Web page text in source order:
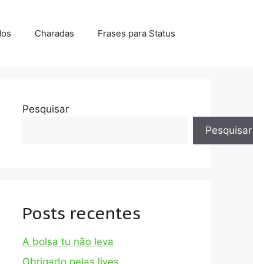
Charadas Frases para Status
Pesquisar
Pesquisar
Posts recentes
A bolsa tu não leva
Obrigado pelas lives